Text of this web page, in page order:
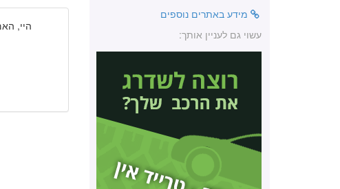
מידע באתרים נוספים
עשוי גם לעניין אותך:
היי,